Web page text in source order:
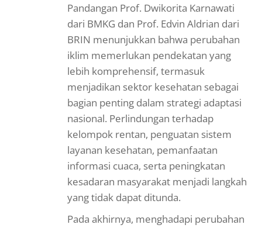
Pandangan Prof. Dwikorita Karnawati
dari BMKG dan Prof. Edvin Aldrian dari
BRIN menunjukkan bahwa perubahan
iklim memerlukan pendekatan yang
lebih komprehensif, termasuk
menjadikan sektor kesehatan sebagai
bagian penting dalam strategi adaptasi
nasional. Perlindungan terhadap
kelompok rentan, penguatan sistem
layanan kesehatan, pemanfaatan
informasi cuaca, serta peningkatan
kesadaran masyarakat menjadi langkah
yang tidak dapat ditunda.
Pada akhirnya, menghadapi perubahan